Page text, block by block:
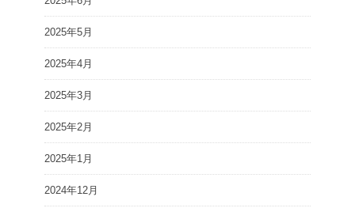
2025年5月
2025年4月
2025年3月
2025年2月
2025年1月
2024年12月